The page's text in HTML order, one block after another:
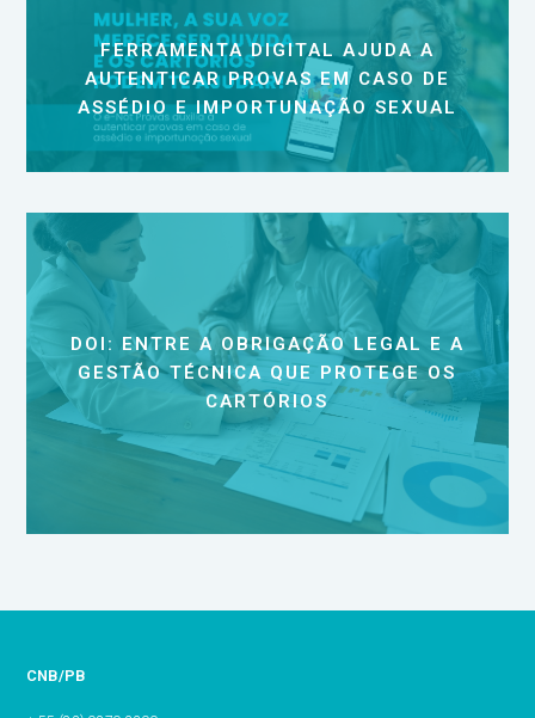
FERRAMENTA DIGITAL AJUDA A
AUTENTICAR PROVAS EM CASO DE
ASSÉDIO E IMPORTUNAÇÃO SEXUAL
DOI: ENTRE A OBRIGAÇÃO LEGAL E A
GESTÃO TÉCNICA QUE PROTEGE OS
CARTÓRIOS
CNB/PB